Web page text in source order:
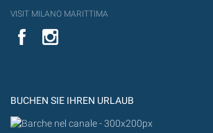
VISIT MILANO MARITTIMA
YouTube
BUCHEN SIE IHREN URLAUB